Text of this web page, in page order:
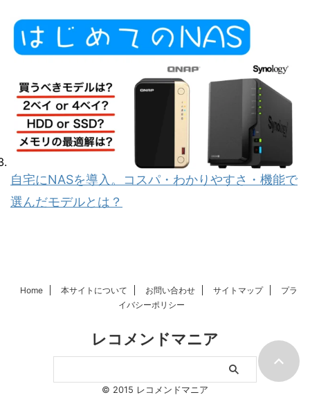
自宅にNASを導入。コスパ・わかりやすさ・機能で
選んだモデルとは？
Home 本サイトについて お問い合わせ サイトマップ
プラ
イバシーポリシー
レコメンドマニア
© 2015 レコメンドマニア